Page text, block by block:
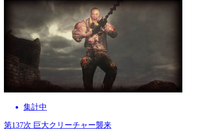
集計中
第137次 巨大クリーチャー襲来